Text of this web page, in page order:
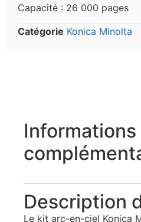
Capacité : 26 000 pages
Catégorie Konica Minolta
Informations
Description
Le kit arc-en-ciel Konica